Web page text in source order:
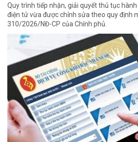
Quy trình tiếp nhận, giải quyết thủ tục
điện tử vừa được chỉnh sửa theo quy định
310/2026/NĐ-CP của Chính phủ.